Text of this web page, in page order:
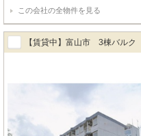
積立金：なし
この会社の全物件を見る
【賃貸中】富山市 3棟バル